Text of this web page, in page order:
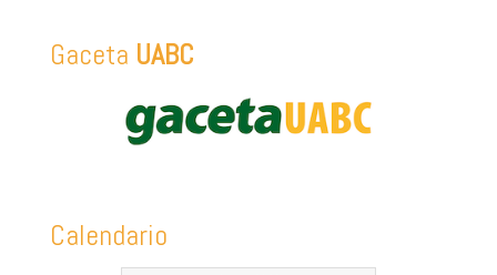
Gaceta UABC
Calendario